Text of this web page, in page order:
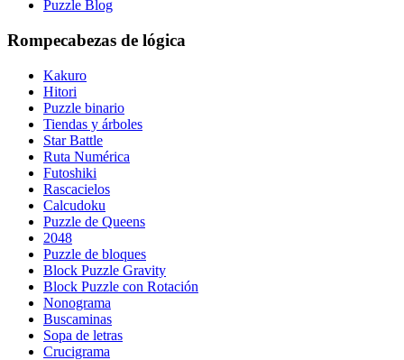
Puzzle Blog
Rompecabezas de lógica
Kakuro
Hitori
Puzzle binario
Tiendas y árboles
Star Battle
Ruta Numérica
Futoshiki
Rascacielos
Calcudoku
Puzzle de Queens
2048
Puzzle de bloques
Block Puzzle Gravity
Block Puzzle con Rotación
Nonograma
Buscaminas
Sopa de letras
Crucigrama